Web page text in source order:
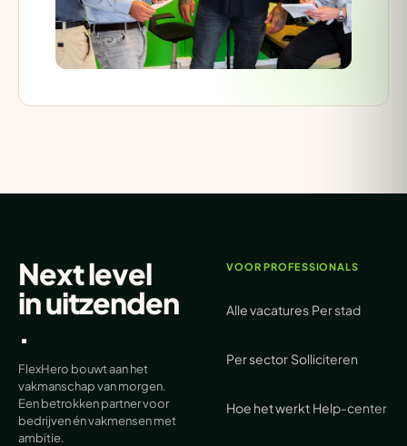
Next level
inuitzenden
.
FlexHero bouwt aan het
vakmanschap van morgen.
Een betrokken partner voor
bedrijven én vakmensen met
ambitie.
VOOR PROFESSIONALS
Alle vacatures Per stad
Per sector Solliciteren
Hoe het werkt Help-center